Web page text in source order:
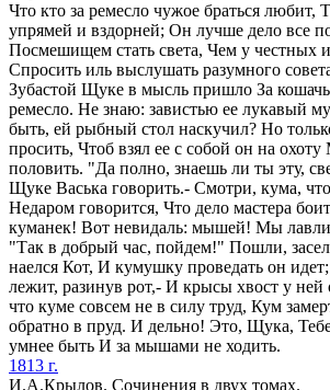
Что кто за ремесло чужое браться любит,
упрямей и вздорней; Он лучше дело все
Посмешищем стать света, Чем у честных
Спросить иль выслушать разумного
Зубастой Щуке в мысль пришло За
ремесло. Не знаю: завистью ее лукавый
быть, ей рыбный стол наскучил? Но
просить, Чтоб взял ее с собой он на
половить. "Да полно, знаешь ли ты эту,
Щуке Васька говорить.- Смотри, кума,
Недаром говорится, Что дело мастера
куманек! Вот невидаль: мышей! Мы
"Так в добрый час, пойдем!" Пошли,
наелся Кот, И кумушку проведать он
лежит, разинув рот,- И крысы хвост у ней
что куме совсем не в силу труд, Кум
обратно в пруд. И дельно! Это, Щука,
умнее быть И за мышами не ходить.
1813 г.
И.А.Крылов. Сочинения в двух томах.